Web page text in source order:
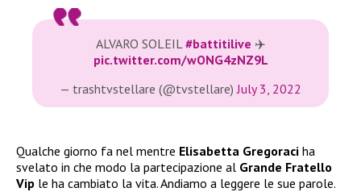
ALVARO SOLEIL #battitilive ✈️
pic.twitter.com/wONG4zNZ9L
— trashtvstellare (@tvstellare) July 3, 2022
Qualche giorno fa nel mentre Elisabetta Gregoraci ha
svelato in che modo la partecipazione al Grande Fratello
Vip le ha cambiato la vita. Andiamo a leggere le sue parole.